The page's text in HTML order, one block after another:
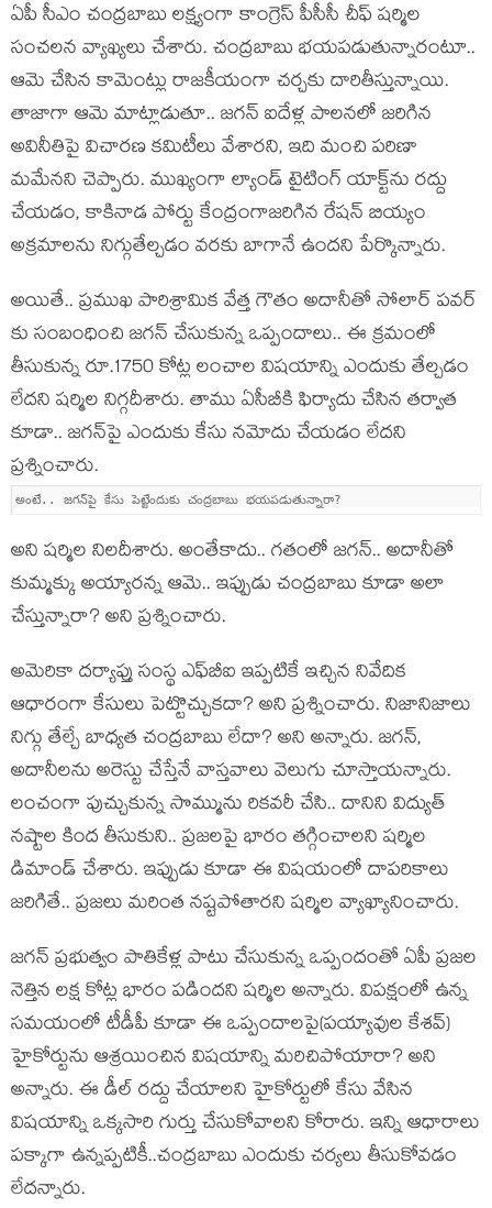
ఏపీ సీఎం చంద్ర‌బాబు ల‌క్ష్యంగా కాంగ్రెస్ పీసీసీ చీఫ్ ష‌ర్మిల
సంచ‌ల‌న వ్యాఖ్య‌లు చేశారు. చంద్ర‌బాబు భ‌య‌పడుతున్నారంటూ..
ఆమె చేసిన కామెంట్లు రాజ‌కీయంగా చ‌ర్చ‌కు దారితీస్తున్నాయి.
తాజాగా ఆమె మాట్లాడుతూ.. జ‌గ‌న్ ఐదేళ్ల పాల‌న‌లో జ‌రిగిన
అవినీతిపై విచార‌ణ క‌మిటీలు వేశార‌ని, ఇది మంచి ప‌రిణా
మ‌మేన‌ని చెప్పారు. ముఖ్యంగా ల్యాండ్ టైటింగ్ యాక్ట్‌ను ర‌ద్దు
చేయ‌డం, కాకినాడ పోర్టు కేంద్రంగాజ‌రిగిన రేష‌న్ బియ్యం
అక్ర‌మాల‌ను నిగ్గుతేల్చ‌డం వ‌ర‌కు బాగానే ఉంద‌ని పేర్కొన్నారు.
అయితే.. ప్ర‌ముఖ పారిశ్రామిక వేత్త గౌతం అదానీతో సోలార్ ప‌వ‌ర్
కు సంబంధించి జ‌గ‌న్ చేసుకున్న ఒప్పందాలు.. ఈ క్ర‌మంలో
తీసుకున్న రూ.1750 కోట్ల లంచాల విష‌యాన్ని ఎందుకు తేల్చడం
లేద‌ని ష‌ర్మిల నిగ్గ‌దీశారు. తాము ఏసీబీకి ఫిర్యాదు చేసిన త‌ర్వాత
కూడా.. జ‌గ‌న్‌పై ఎందుకు కేసు న‌మోదు చేయ‌డం లేద‌ని
ప్ర‌శ్నించారు.
అంటే.. జ‌గ‌న్‌పై కేసు పెట్టేందుకు చంద్ర‌బాబు భ‌య‌ప‌డుతున్నారా?
అని ష‌ర్మిల నిల‌దీశారు. అంతేకాదు.. గ‌తంలో జ‌గ‌న్‌.. అదానీతో
కుమ్మ‌క్కు అయ్యార‌న్న ఆమె.. ఇప్పుడు చంద్ర‌బాబు కూడా అలా
చేస్తున్నారా? అని ప్ర‌శ్నించారు.
అమెరికా దర్యాప్తు సంస్థ ఎఫ్‌బీఐ ఇప్ప‌టికే ఇచ్చిన నివేదిక
ఆధారంగా కేసులు పెట్టొచ్చుకదా? అని ప్ర‌శ్నించారు. నిజానిజాలు
నిగ్గు తేల్చే బాధ్యత చంద్ర‌బాబు లేదా? అని అన్నారు. జ‌గ‌న్‌,
అదానీల‌ను అరెస్టు చేస్తేనే వాస్త‌వాలు వెలుగు చూస్తాయ‌న్నారు.
లంచంగా పుచ్చుకున్న సొమ్మును రిక‌వ‌రీ చేసి.. దానిని విద్యుత్
న‌ష్టాల కింద తీసుకుని.. ప్ర‌జ‌ల‌పై భారం త‌గ్గించాల‌ని ష‌ర్మిల
డిమాండ్ చేశారు. ఇప్పుడు కూడా ఈ విష‌యంలో దాప‌రికాలు
జ‌రిగితే.. ప్ర‌జ‌లు మ‌రింత న‌ష్ట‌పోతార‌ని ష‌ర్మిల వ్యాఖ్యానించారు.
జ‌గ‌న్ ప్ర‌భుత్వం పాతికేళ్ల పాటు చేసుకున్న ఒప్పందంతో ఏపీ ప్రజల
నెత్తిన లక్ష కోట్ల భారం ప‌డింద‌ని ష‌ర్మిల అన్నారు. విప‌క్షంలో ఉన్న
స‌మ‌యంలో టీడీపీ కూడా ఈ ఒప్పందాల‌పై(ప‌య్యావుల కేశ‌వ్‌)
హైకోర్టును ఆశ్ర‌యించిన విష‌యాన్ని మ‌రిచిపోయారా? అని
అన్నారు. ఈ డీల్ రద్దు చేయాలని హైకోర్టులో కేసు వేసిన
విష‌యాన్ని ఒక్క‌సారి గుర్తు చేసుకోవాల‌ని కోరారు. ఇన్ని ఆధారాలు
ప‌క్కాగా ఉన్న‌ప్ప‌టికీ..చంద్ర‌బాబు ఎందుకు చ‌ర్య‌లు తీసుకోవ‌డం
లేద‌న్నారు.